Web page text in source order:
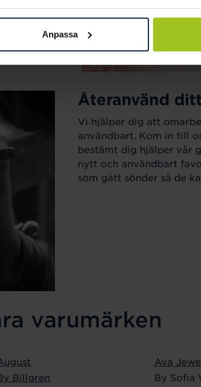
Anpassa
Återanvänd
Vi hjälper dig att
användbart. Kom in till
bestämt dig hjälper vår
nytt och användbart
som gått sönder så de
varumärken
Ava
Billgren
By Sofia